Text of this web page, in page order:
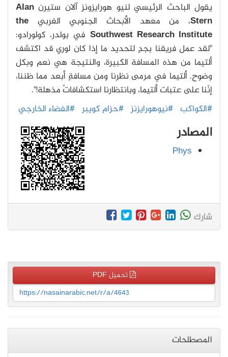
يقول الباحث الرئيسي لنيو هورايزونز آلان ستيرن Alan
Stern، من معهد الأبحاث الجنوبي الغربي
the
Southwest Research Institute في بولدر، كولورادو:
"لقد عمل فريقنا بجدٍ لتحديد ما إذا كان لوري قد اكتشف
ألتيما من هذه المسافة الكبيرة، والنتيجة هي نعم وبكل
وضوح. ألتيما في مرمى نظرنا ومن مسافةٍ أبعد مما ظننا،
إنّنا على عتبات ألتيما، وبانتظارنا استكشافاتٌ مذهلة!".
#الكواكب #نيوهورايزنز #حزام كويبر #الفضاء الخارجي
المصادر
Phys
شارك
تحميل PDF
https://nasainarabic.net/r/a/4643
المصطلحات